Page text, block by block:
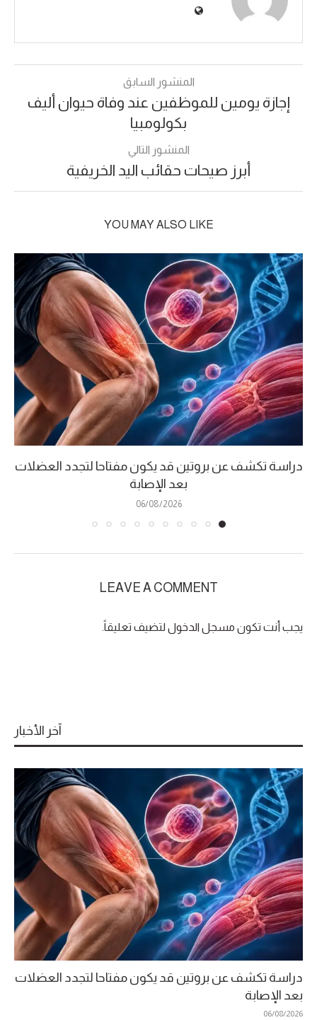
المنشور السابق
إجازة يومين للموظفين عند وفاة حيوان أليف
بكولومبيا
المنشور التالي
أبرز صيحات حقائب اليد الخريفية
YOU MAY ALSO LIKE
دراسة تكشف عن بروتين قد يكون مفتاحا لتجدد العضلات
بعد الإصابة
06/08/2026
LEAVE A COMMENT
يجب أنت تكون مسجل الدخول لتضيف تعليقاً.
آخر الأخبار
دراسة تكشف عن بروتين قد يكون مفتاحا لتجدد العضلات
بعد الإصابة
06/08/2026